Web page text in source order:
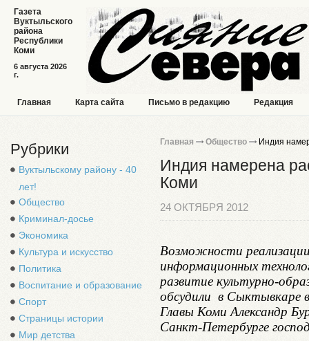
6 августа 2026
г.
Газета
Вуктыльского
района
Республики
Коми
Главная Карта сайта Письмо в редакцию Редакция
Рубрики
Вуктыльскому району - 40
лет!
Общество
Криминал-досье
Экономика
Культура и искусство
Политика
Воспитание и образование
Спорт
Страницы истории
Мир детства
Главная Общество Индия
Индия намерена
Коми
24 ОКТЯБРЯ 2012
Возможности
информационных
развитие культурно-
обсудили в Сыктывкаре
Главы Коми Александр
Санкт-Петербурге